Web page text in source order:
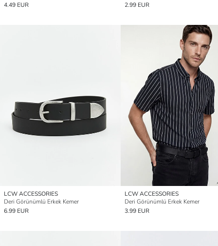
4.49 EUR
2.99 EUR
LCW ACCESSORIES
Deri Görünümlü Erkek Kemer
6.99 EUR
LCW ACCESSORIES
Deri Görünümlü Erkek Kemer
3.99 EUR